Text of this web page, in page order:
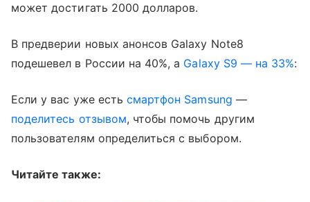
может достигать 2000 долларов.
В предверии новых анонсов Galaxy Note8
подешевел в России на 40%, а Galaxy S9 — на 33%:
Если у вас уже есть смартфон Samsung —
поделитесь отзывом, чтобы помочь другим
пользователям определиться с выбором.
Читайте также: